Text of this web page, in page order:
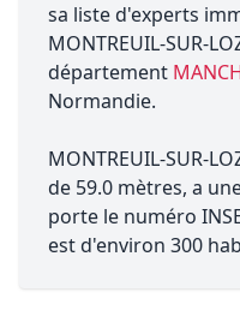
sa liste d'experts
MONTREUIL-SUR-
département
Normandie.
MONTREUIL-SUR-
de 59.0 mètres, a
porte le numéro
est d'environ 300